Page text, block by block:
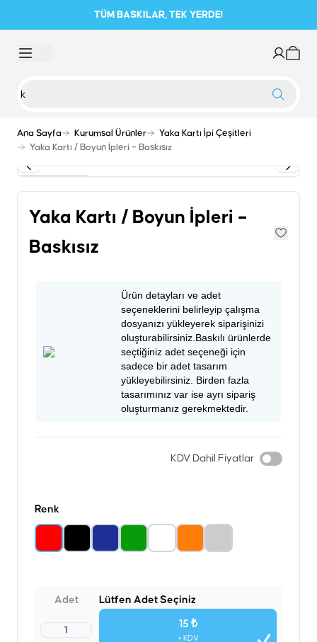
TÜM BASKILAR, TEK YERDE!
Ana Sayfa Kurumsal Ürünler
Yaka Kartı İpi Çeşitleri
Yaka Kartı / Boyun İpleri – Baskısız
Yaka Kartı / Boyun İpleri –
Baskısız
Ürün detayları ve adet
seçeneklerini belirleyip çalışma
dosyanızı yükleyerek siparişinizi
oluşturabilirsiniz.Baskılı ürünlerde
seçtiğiniz adet seçeneği için
sadece bir adet tasarım
yükleyebilirsiniz. Birden fazla
tasarımınız var ise ayrı sipariş
oluşturmanız gerekmektedir.
KDV Dahil Fiyatlar
Renk
Adet Lütfen Adet Seçiniz
1
15 ₺
+ KDV